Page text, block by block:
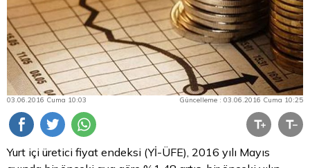
03.06.2016 Cuma 10:03 Güncelleme : 03.06.2016 Cuma 10:25
Yurt içi üretici fiyat endeksi (Yİ-ÜFE), 2016 yılı Mayıs